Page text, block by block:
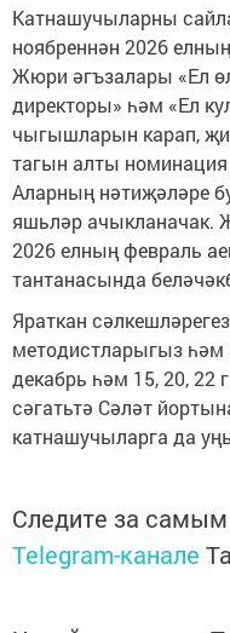
Катнашучыларны
ноябреннән 2026
Жюри әгъзалары «Ел
директоры» һәм «Ел
чыгышларын карап,
тагын алты
Аларның нәтиҗәләре
яшьләр ачыкланачак.
2026 елның февраль
тантанасында
Яраткан
методистларыгыз һәм
декабрь һәм 15, 20, 22
сәгатьтә Сәләт
катнашучыларга да
Следите за
Telegram-канале